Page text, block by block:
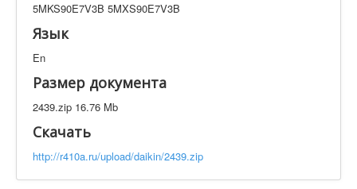
Искать
Производитель
Элементов на страницу
5MKS90E7V3B 5MXS90E7V3B
Язык
En
Размер документа
2439.zip 16.76 Mb
Скачать
http://r410a.ru/upload/daikin/2439.zip